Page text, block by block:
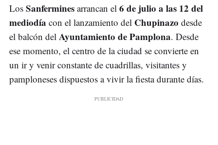
Los Sanfermines arrancan el 6 de julio a las 12 del
mediodía con el lanzamiento del Chupinazo desde
el balcón del Ayuntamiento de Pamplona. Desde
ese momento, el centro de la ciudad se convierte en
un ir y venir constante de cuadrillas, visitantes y
pamploneses dispuestos a vivir la fiesta durante días.